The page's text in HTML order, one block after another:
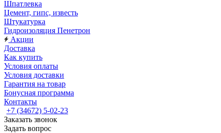
Шпатлевка
Цемент, гипс, известь
Штукатурка
Гидроизоляция Пенетрон
Акции
Доставка
Как купить
Условия оплаты
Условия доставки
Гарантия на товар
Бонусная программа
Контакты
+7 (34672) 5-02-23
Заказать звонок
Задать вопрос